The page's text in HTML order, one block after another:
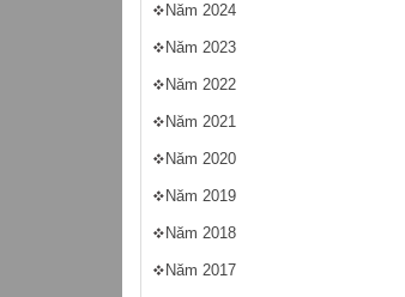
Năm 2024
Năm 2023
Năm 2022
Năm 2021
Năm 2020
Năm 2019
Năm 2018
Năm 2017